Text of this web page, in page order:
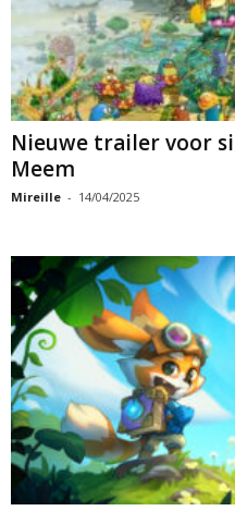
Nieuwe trailer voor
Meem
Mireille - 14/04/2025